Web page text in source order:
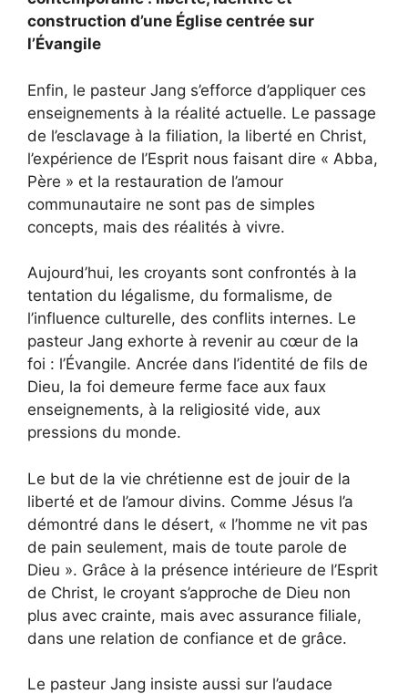
construction d’une Église centrée sur
l’Évangile
Enfin, le pasteur Jang s’efforce d’appliquer ces
enseignements à la réalité actuelle. Le passage
de l’esclavage à la filiation, la liberté en Christ,
l’expérience de l’Esprit nous faisant dire « Abba,
Père » et la restauration de l’amour
communautaire ne sont pas de simples
concepts, mais des réalités à vivre.
Aujourd’hui, les croyants sont confrontés à la
tentation du légalisme, du formalisme, de
l’influence culturelle, des conflits internes. Le
pasteur Jang exhorte à revenir au cœur de la
foi : l’Évangile. Ancrée dans l’identité de fils de
Dieu, la foi demeure ferme face aux faux
enseignements, à la religiosité vide, aux
pressions du monde.
Le but de la vie chrétienne est de jouir de la
liberté et de l’amour divins. Comme Jésus l’a
démontré dans le désert, « l’homme ne vit pas
de pain seulement, mais de toute parole de
Dieu ». Grâce à la présence intérieure de l’Esprit
de Christ, le croyant s’approche de Dieu non
plus avec crainte, mais avec assurance filiale,
dans une relation de confiance et de grâce.
Le pasteur Jang insiste aussi sur l’audace